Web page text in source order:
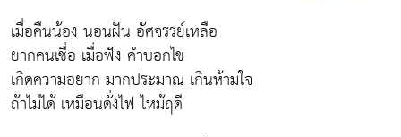
เมื่อคืนน้อง นอนฝัน อัศจรรย์เหลือ
ยากคนเชื่อ เมื่อฟัง คำบอกไข
เกิดความอยาก มากประมาณ เกินห้ามใจ
ถ้าไม่ได้ เหมือนดั่งไฟ ไหม้ฤดี